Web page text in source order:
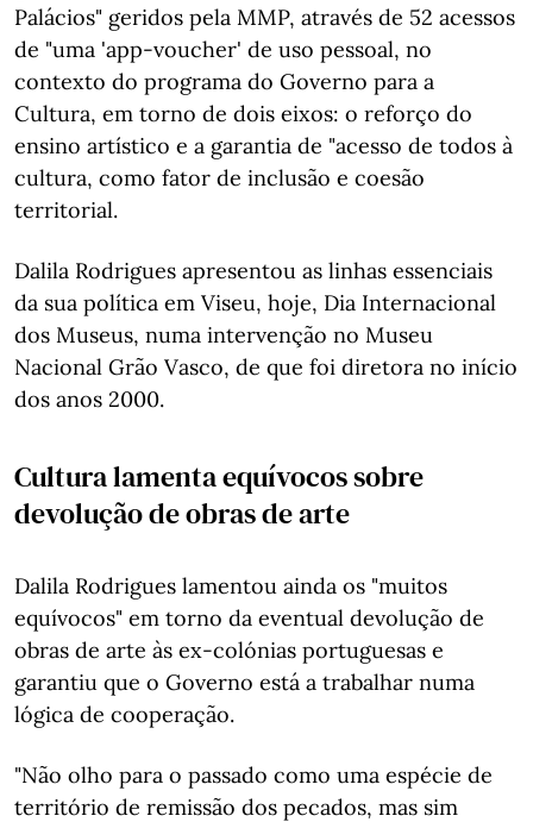
Palácios" geridos pela MMP, através de 52 acessos
de "uma 'app-voucher' de uso pessoal, no
contexto do programa do Governo para a
Cultura, em torno de dois eixos: o reforço do
ensino artístico e a garantia de "acesso de todos à
cultura, como fator de inclusão e coesão
territorial.
Dalila Rodrigues apresentou as linhas essenciais
da sua política em Viseu, hoje, Dia Internacional
dos Museus, numa intervenção no Museu
Nacional Grão Vasco, de que foi diretora no início
dos anos 2000.
Cultura lamenta equívocos sobre
devolução de obras de arte
Dalila Rodrigues lamentou ainda os "muitos
equívocos" em torno da eventual devolução de
obras de arte às ex-colónias portuguesas e
garantiu que o Governo está a trabalhar numa
lógica de cooperação.
"Não olho para o passado como uma espécie de
território de remissão dos pecados, mas sim